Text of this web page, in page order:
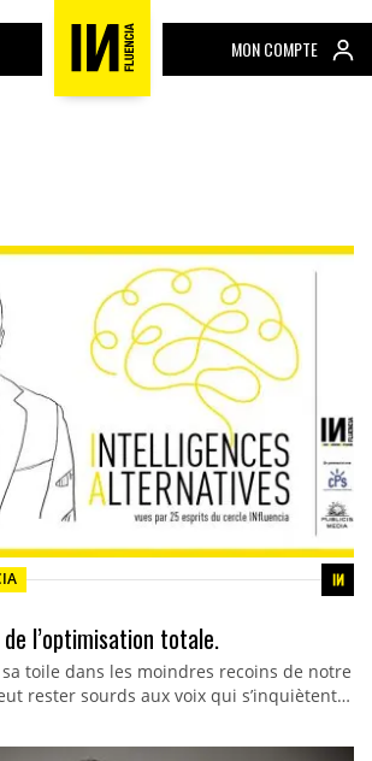
MON COMPTE
l’optimisation totale.
sa toile dans les moindres recoins de notre
rester sourds aux voix qui s’inquiètent…